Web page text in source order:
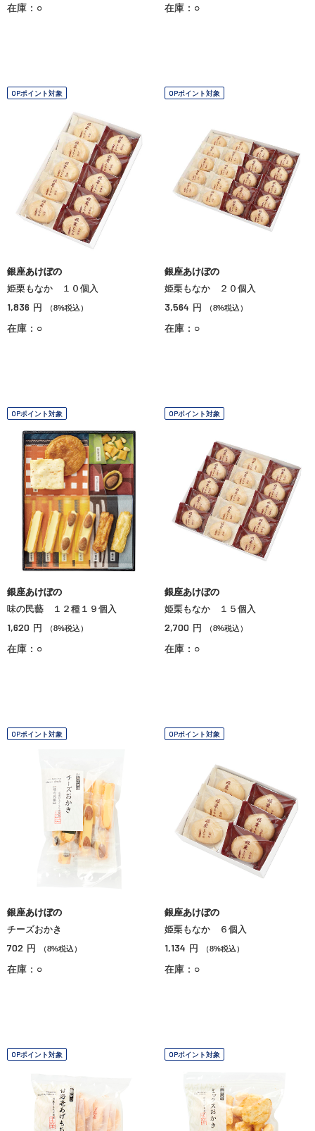
在庫：○ 在庫：○
OPポイント対象
銀座あけぼの
姫栗もなか １０個入
1,836 円 （8%税込）
在庫：○
OPポイント対象
銀座あけぼの
姫栗もなか ２０個入
3,564 円 （8%税込）
在庫：○
OPポイント対象
銀座あけぼの
味の民藝 １２種１９個入
1,620 円 （8%税込）
在庫：○
OPポイント対象
銀座あけぼの
姫栗もなか １５個入
2,700 円 （8%税込）
在庫：○
OPポイント対象
銀座あけぼの
チーズおかき
702 円 （8%税込）
在庫：○
OPポイント対象
銀座あけぼの
姫栗もなか ６個入
1,134 円 （8%税込）
在庫：○
OPポイント対象 OPポイント対象